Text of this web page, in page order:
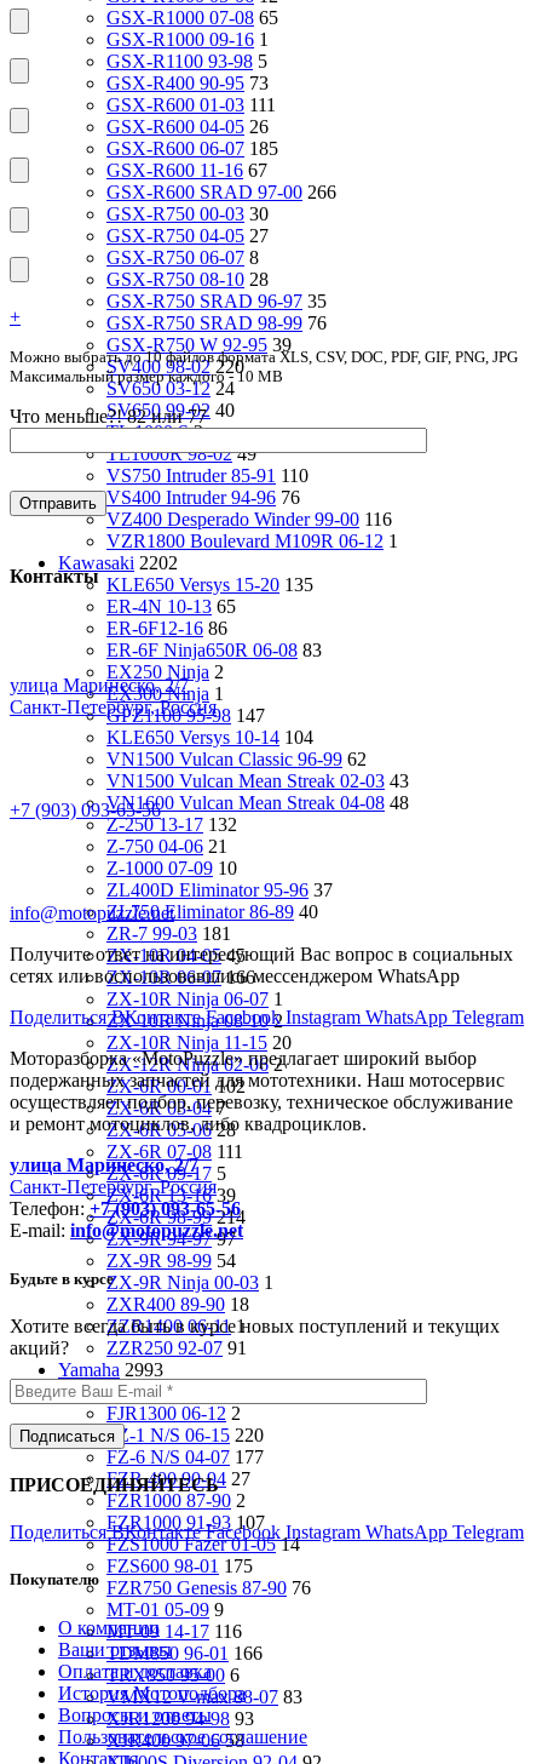
GSX-R1000 07-08 65
GSX-R1000 09-16 1
GSX-R1100 93-98 5
GSX-R400 90-95 73
GSX-R600 01-03 111
GSX-R600 04-05 26
GSX-R600 06-07 185
GSX-R600 11-16 67
GSX-R600 SRAD 97-00 266
GSX-R750 00-03 30
GSX-R750 04-05 27
GSX-R750 06-07 8
GSX-R750 08-10 28
GSX-R750 SRAD 96-97 35
GSX-R750 SRAD 98-99 76
GSX-R750 W 92-95 39
SV400 98-02 220
SV650 03-12 24
SV650 99-02 40
TL 1000 S 2
TL1000R 98-02 49
VS750 Intruder 85-91 110
VS400 Intruder 94-96 76
VZ400 Desperado Winder 99-00 116
VZR1800 Boulevard M109R 06-12 1
Kawasaki 2202
KLE650 Versys 15-20 135
ER-4N 10-13 65
ER-6F12-16 86
ER-6F Ninja650R 06-08 83
EX250 Ninja 2
EX300 Ninja 1
GPZ1100 95-98 147
KLE650 Versys 10-14 104
VN1500 Vulcan Classic 96-99 62
VN1500 Vulcan Mean Streak 02-03 43
VN1600 Vulcan Mean Streak 04-08 48
Z-250 13-17 132
Z-750 04-06 21
Z-1000 07-09 10
ZL400D Eliminator 95-96 37
ZL750 Eliminator 86-89 40
ZR-7 99-03 181
ZX-10R 04-05 45
ZX-10R 06-07 166
ZX-10R Ninja 06-07 1
ZX-10R Ninja 08-10 2
ZX-10R Ninja 11-15 20
ZX-12R Ninja 02-06 2
ZX-6R 00-01 102
ZX-6R 03-04 7
ZX-6R 05-06 28
ZX-6R 07-08 111
ZX-6R 09-17 5
ZX-6R 13-16 39
ZX-6R 98-99 214
ZX-9R 94-97 97
ZX-9R 98-99 54
ZX-9R Ninja 00-03 1
ZXR400 89-90 18
ZZR1400 06-11 1
ZZR250 92-07 91
Yamaha 2993
FJ1200 91-93
FJR1300 06-12 2
FZ-1 N/S 06-15 220
FZ-6 N/S 04-07 177
FZR 400 90-94 27
FZR1000 87-90 2
FZR1000 91-93 107
FZS1000 Fazer 01-05 14
FZS600 98-01 175
FZR750 Genesis 87-90 76
MT-01 05-09 9
MT-09 14-17 116
TDM850 96-01 166
TRX850 95-00 6
VMX12 V-max 88-07 83
XJR1200 94-98 93
XJR400 97-06 58
+
Можно выбрать до 10 файлов формата XLS, CSV, DOC, PDF, GIF, PNG, JPG
Максимальный размер каждого - 10 MB
Что меньше?! 82 или 77
Контакты
улица Маринеско, 2/7
Санкт-Петербург, Россия
+7 (903) 093-65-56
info@motopuzzle.net
Получите ответ на интересующий Вас вопрос в социальных
сетях или воспользовавшись мессенджером WhatsApp
Поделиться ВКонтакте Facebook Instagram WhatsApp Telegram
Моторазборка «MotoPuzzle» предлагает широкий выбор
подержанных запчастей для мототехники. Наш мотосервис
осуществляет подбор, перевозку, техническое обслуживание
и ремонт мотоциклов, либо квадроциклов.
улица Маринеско, 2/7
Санкт-Петербург, Россия
Телефон: +7 (903) 093-65-56
E-mail: info@motopuzzle.net
Будьте в курсе
Хотите всегда быть в курсе новых поступлений и текущих
акций?
ПРИСОЕДИНЯЙТЕСЬ
Поделиться ВКонтакте Facebook Instagram WhatsApp Telegram
Покупателю
О компании
Ваши отзывы
Оплата и доставка
История Мотоподбора
Вопросы и ответы
Пользовательское соглашение
Контакты